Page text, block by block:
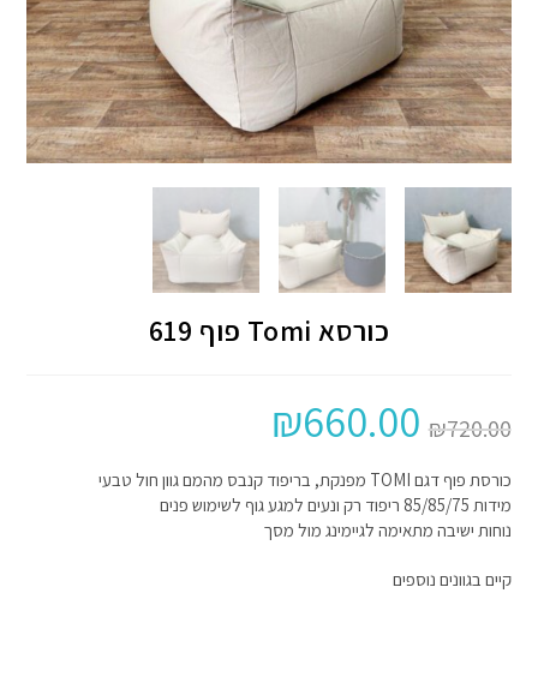
כורסא Tomi פוף 619
₪720.00
₪660.00
כורסת פוף דגם TOMI מפנקת, בריפוד קנבס מהמם גוון חול טבעי
מידות 85/85/75 ריפוד רק ונעים למגע גוף לשימוש פנים
נוחות ישיבה מתאימה לגיימינג מול מסך
קיים בגוונים נוספים